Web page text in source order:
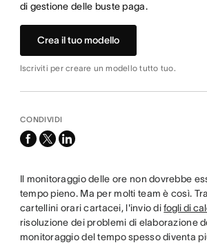
di gestione delle buste paga.
Crea il tuo modello
Iscriviti per creare un modello tutto tuo.
CONDIVIDI
facebook
x-
linkedin
Il monitoraggio delle ore non dovrebbe
tempo pieno. Ma per molti team è così.
cartellini orari cartacei, l'invio difogli di
risoluzione dei problemi di elaborazione
monitoraggio del tempo spesso diventa